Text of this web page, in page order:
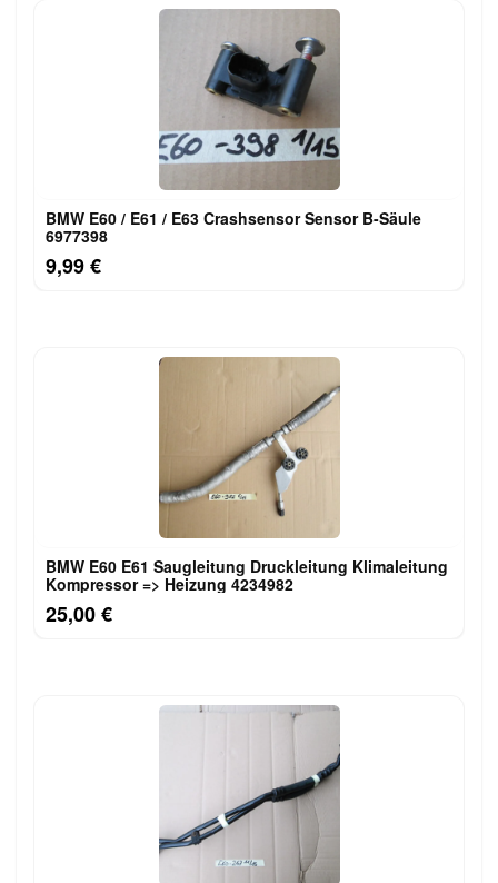
BMW E60 / E61 / E63 Crashsensor Sensor B-Säule
6977398
9,99 €
BMW E60 E61 Saugleitung Druckleitung Klimaleitung
Kompressor => Heizung 4234982
25,00 €